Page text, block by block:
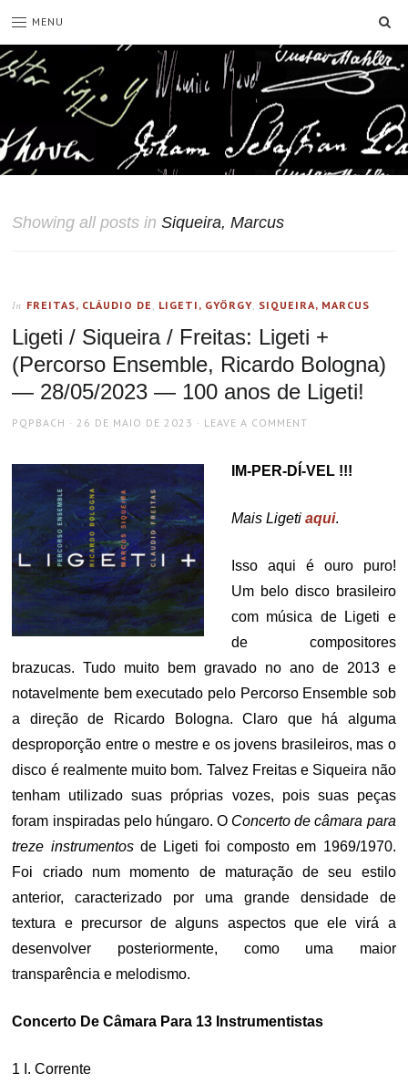
MENU
Showing all posts inSiqueira, Marcus
In FREITAS, CLÁUDIO DE , LIGETI, GYÖRGY, SIQUEIRA, MARCUS
Ligeti / Siqueira / Freitas: Ligeti +
(Percorso Ensemble, Ricardo Bologna)
— 28/05/2023 — 100 anos de Ligeti!
AUTHOR
PQPBACH
POSTED
26 DE MAIO DE 2023 LEAVE A COMMENT
IM-PER-DÍ-VEL !!!
Mais Ligeti aqui.
Isso aqui é ouro puro!
Um belo disco brasileiro
com música de Ligeti e
de compositores
brazucas. Tudo muito bem gravado no ano de 2013 e
notavelmente bem executado pelo Percorso Ensemble sob
a direção de Ricardo Bologna. Claro que há alguma
desproporção entre o mestre e os jovens brasileiros, mas o
disco é realmente muito bom. Talvez Freitas e Siqueira não
tenham utilizado suas próprias vozes, pois suas peças
foram inspiradas pelo húngaro. O Concerto de câmara para
treze instrumentos de Ligeti foi composto em 1969/1970.
Foi criado num momento de maturação de seu estilo
anterior, caracterizado por uma grande densidade de
textura e precursor de alguns aspectos que ele virá a
desenvolver posteriormente, como uma maior
transparência e melodismo.
Concerto De Câmara Para 13 Instrumentistas
1 I. Corrente